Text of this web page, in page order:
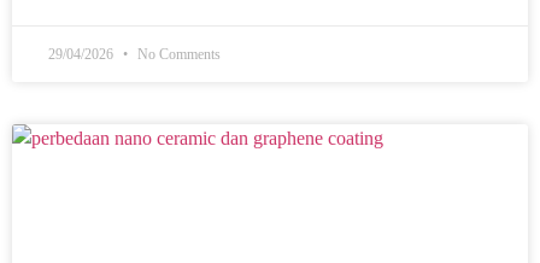
29/04/2026 No Comments